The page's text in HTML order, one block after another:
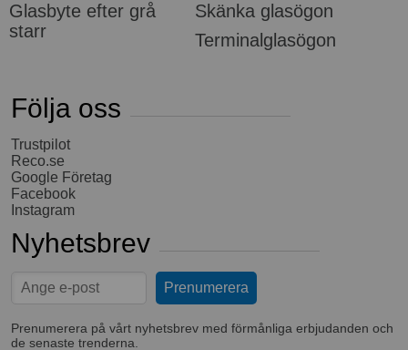
Glasbyte efter grå
starr
Skänka glasögon
Terminalglasögon
Följa oss
Trustpilot
Reco.se
Google Företag
Facebook
Instagram
Nyhetsbrev
Prenumerera på vårt nyhetsbrev med förmånliga erbjudanden och
de senaste trenderna.